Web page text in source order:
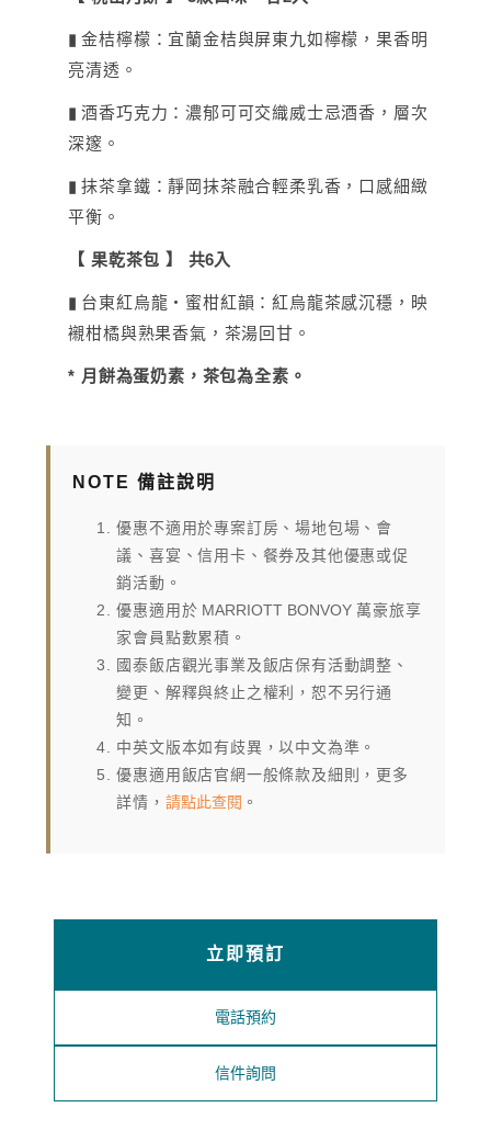
▮ 金桔檸檬：宜蘭金桔與屏東九如檸檬，果香明
亮清透。
▮ 酒香巧克力：濃郁可可交織威士忌酒香，層次
深邃。
▮ 抹茶拿鐵：靜岡抹茶融合輕柔乳香，口感細緻
平衡。
【 果乾茶包 】 共6入
▮ 台東紅烏龍・蜜柑紅韻：紅烏龍茶感沉穩，映
襯柑橘與熟果香氣，茶湯回甘。
* 月餅為蛋奶素，茶包為全素。
NOTE 備註說明
優惠不適用於專案訂房、場地包場、會
議、喜宴、信用卡、餐券及其他優惠或促
銷活動。
優惠適用於 MARRIOTT BONVOY 萬豪旅享
家會員點數累積。
國泰飯店觀光事業及飯店保有活動調整、
變更、解釋與終止之權利，恕不另行通
知。
中英文版本如有歧異，以中文為準。
優惠適用飯店官網一般條款及細則，更多
詳情， 請點此查閱 。
立即預訂
電話預約
信件詢問